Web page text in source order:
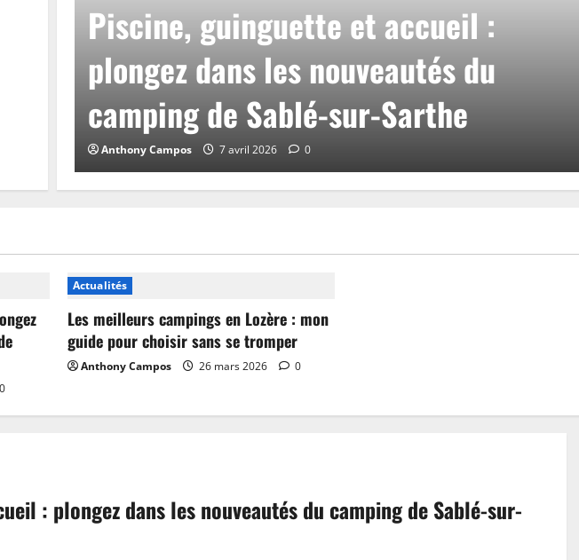
Piscine, guinguette et accueil :
plongez dans les nouveautés du
camping de Sablé-sur-Sarthe
Anthony Campos 7 avril 2026 0
0
Actualités
Les meilleurs campings en Lozère : mon
guide pour choisir sans se tromper
Anthony Campos 26 mars 2026 0
: plongez dans les nouveautés du camping de Sablé-sur-